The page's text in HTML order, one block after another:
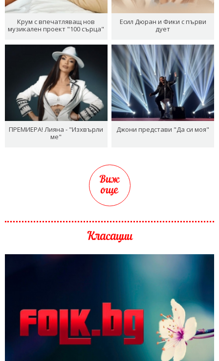
Крум с впечатляващ нов
музикален проект "100 сърца"
Есил Дюран и Фики с първи
дует
ПРЕМИЕРА! Лияна - "Изхвърли
ме"
Джони представи "Да си моя"
Виж
още
Класации